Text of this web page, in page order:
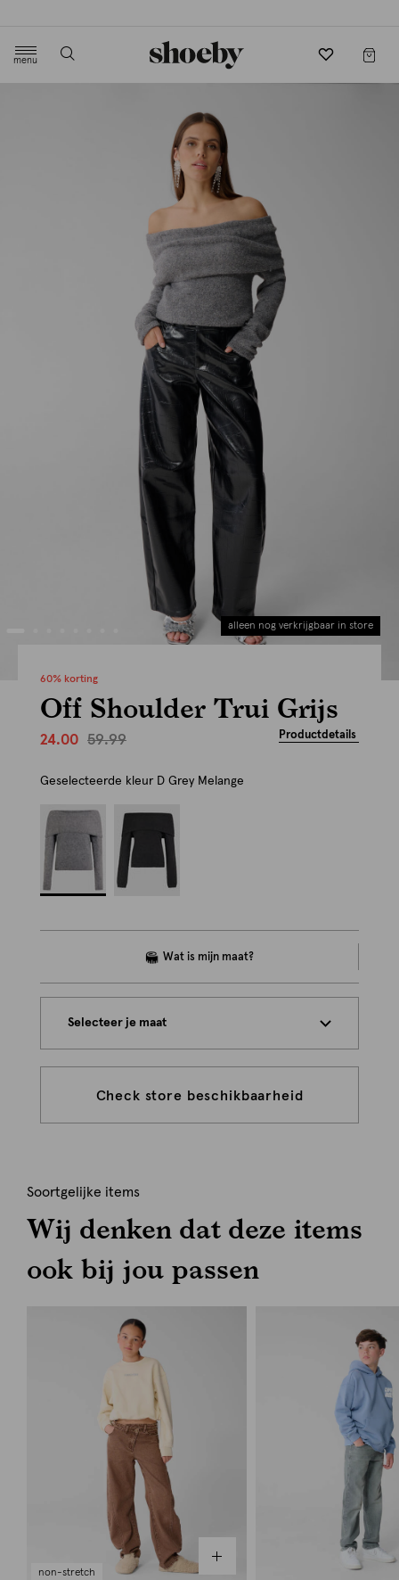
menu
alleen nog verkrijgbaar in store
60% korting
Off Shoulder Trui Grijs
24.00 59.99 Productdetails
Geselecteerde kleur D Grey Melange
Selecteer je maat
Check store beschikbaarheid
Soortgelijke items
Wij denken dat deze items
ook bij jou passen
non-stretch